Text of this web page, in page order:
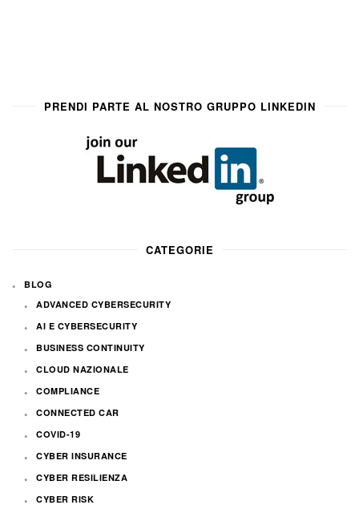
PRENDI PARTE AL NOSTRO GRUPPO LINKEDIN
CATEGORIE
BLOG
ADVANCED CYBERSECURITY
AI E CYBERSECURITY
BUSINESS CONTINUITY
CLOUD NAZIONALE
COMPLIANCE
CONNECTED CAR
COVID-19
CYBER INSURANCE
CYBER RESILIENZA
CYBER RISK